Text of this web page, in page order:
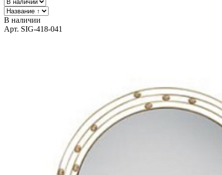
В наличии
Арт. SIG-418-041